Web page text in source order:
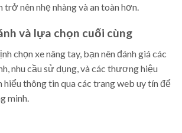
nên nhẹ nhàng và an toàn hơn.
và lựa chọn cuối cùng
chọn xe nâng tay, bạn nên đánh giá các
nhu cầu sử dụng, và các thương hiệu
hiểu thông tin qua các trang web uy tín để
minh.